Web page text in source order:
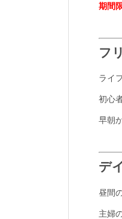
期間
フ
ライ
初心
早朝
デ
昼間
主婦